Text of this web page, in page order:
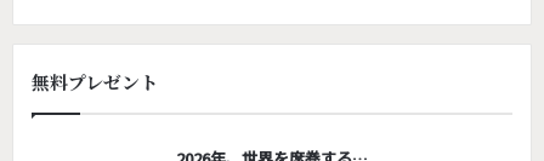
無料プレゼント